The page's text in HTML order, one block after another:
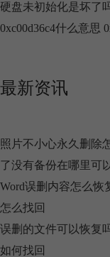
硬盘未初始化是坏了
0xc00d36c4什么意思
最新资讯
照片不小心永久删除
了没有备份在哪里可
Word误删内容怎么恢
怎么找回
误删的文件可以恢复
如何找回